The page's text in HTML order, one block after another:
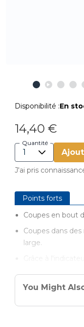
Disponibilité :En
14,40 €
Quantité
J'ai pris
Points forts
Coupes en bout
Coupes dans
large.
Grâce à
L'indicateur
You Might